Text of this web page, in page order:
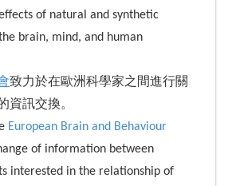
of natural and synthetic
brain, mind, and human
致力於在歐洲科學家之間進行關
資訊交換。
European Brain and Behaviour
of information between
interested in the relationship of